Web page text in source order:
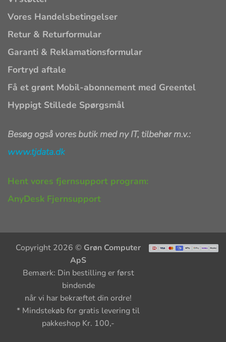
Vores Handelsbetingelser
Retur & Returformular
Garanti & Reklamationsformular
Fortryd aftale
Få et grønt Mobil-abonnement med Greentel
Hyppigt Stillede Spørgsmål
Besøg også vores butik med ny IT, tilbehør m.v.:
www.tjdata.dk
Hent vores fjernsupport program:
AnyDesk Fjernsupport
Copyright 2026 © Grøn Computer
ApS
Bemærk: Din bestilling er først
bindende
når vi har bekræftet din ordre!
* Mindstekøb for gratis levering til
pakkeshop Kr. 100,-